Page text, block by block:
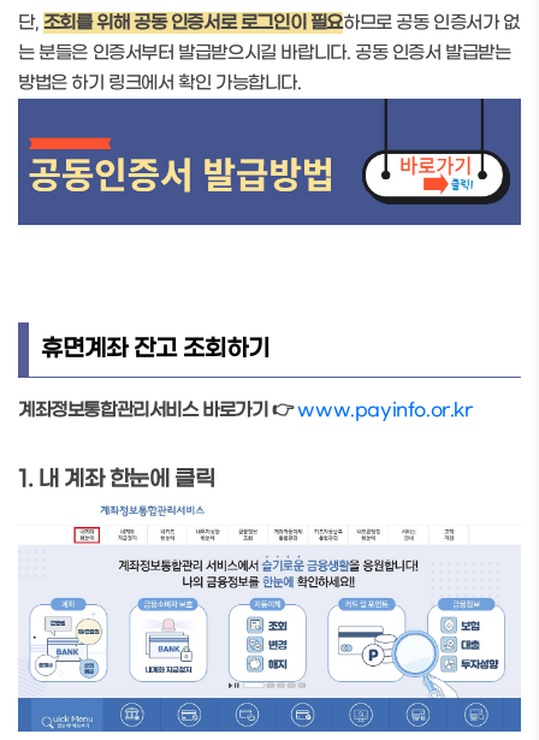
단, 조회를 위해 공동 인증서로 로그인이 필요하므로 공동 인증서가 없
는 분들은 인증서부터 발급받으시길 바랍니다.공동 인증서 발급받는
방법은 하기 링크에서 확인 가능합니다.
휴면계좌 잔고 조회하기
계좌정보통합관리서비스 바로가기 👉www.payinfo.or.kr
1. 내 계좌 한눈에 클릭